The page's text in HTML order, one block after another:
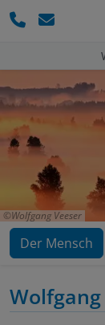
Wolfgang Veeser
Der Mensch